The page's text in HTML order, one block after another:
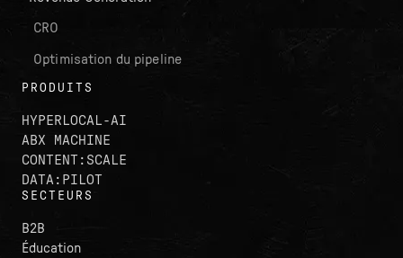
CRO
Optimisation du pipeline
PRODUITS
HYPERLOCAL-AI
ABX MACHINE
CONTENT:SCALE
DATA:PILOT
SECTEURS
B2B
Éducation